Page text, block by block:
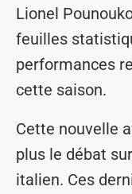
Lionel
feuilles
performances
cette saison.
Cette nouvelle
plus le débat
italien. Ces